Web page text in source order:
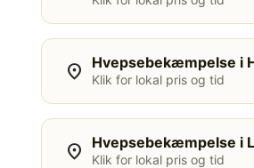
location_on Hvepsebekæmpelse i
Klik for lokal pris og tid
location_on Hvepsebekæmpelse i
Klik for lokal pris og tid